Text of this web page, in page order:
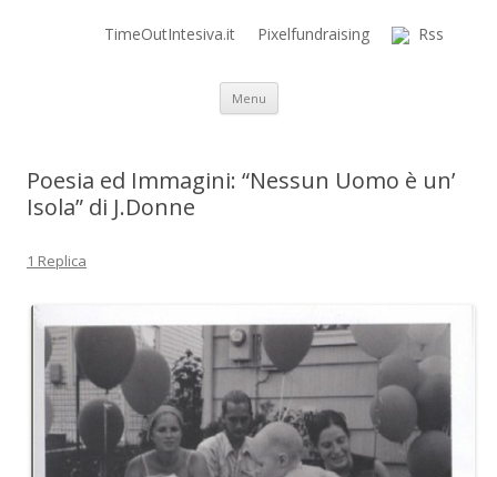
Time Out Intensiva Blog
il tempo e la memoria in terapia intensiva
TimeOutIntesiva.it Pixelfundraising Rss
Menu Vai al contenuto
Poesia ed Immagini: “Nessun Uomo è un’
Isola” di J.Donne
1 Replica